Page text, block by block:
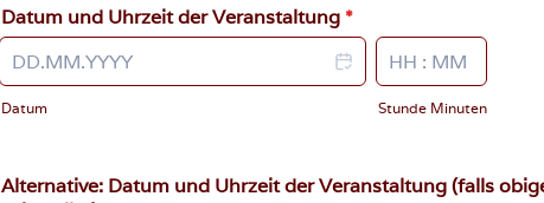
Datum und Uhrzeit der Veranstaltung *
Datum Stunde Minuten
Alternative: Datum und Uhrzeit der Veranstaltung (falls